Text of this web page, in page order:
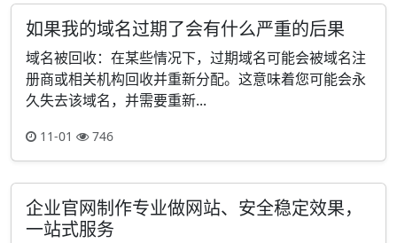
如果我的域名过期了会有什么严重的后果
域名被回收：在某些情况下，过期域名可能会被域名注
册商或相关机构回收并重新分配。这意味着您可能会永
久失去该域名，并需要重新...
11-01 746
企业官网制作专业做网站、安全稳定效果，
一站式服务